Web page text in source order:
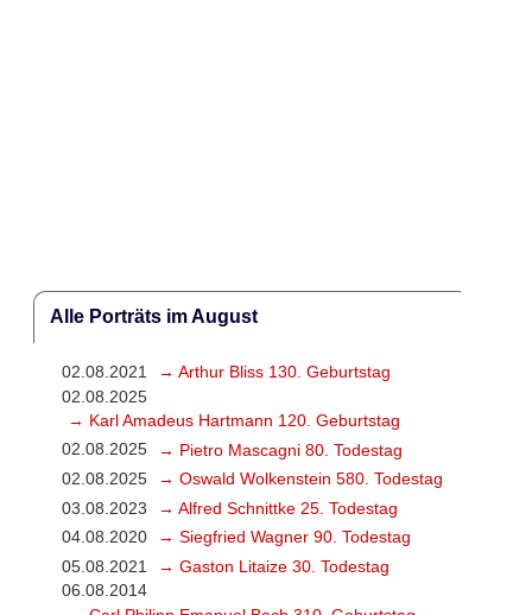
Alle Porträts im August
02.08.2021
→ Arthur Bliss 130. Geburtstag
02.08.2025
→ Karl Amadeus Hartmann 120. Geburtstag
02.08.2025
→ Pietro Mascagni 80. Todestag
02.08.2025
→ Oswald Wolkenstein 580. Todestag
03.08.2023
→ Alfred Schnittke 25. Todestag
04.08.2020
→ Siegfried Wagner 90. Todestag
05.08.2021
→ Gaston Litaize 30. Todestag
06.08.2014